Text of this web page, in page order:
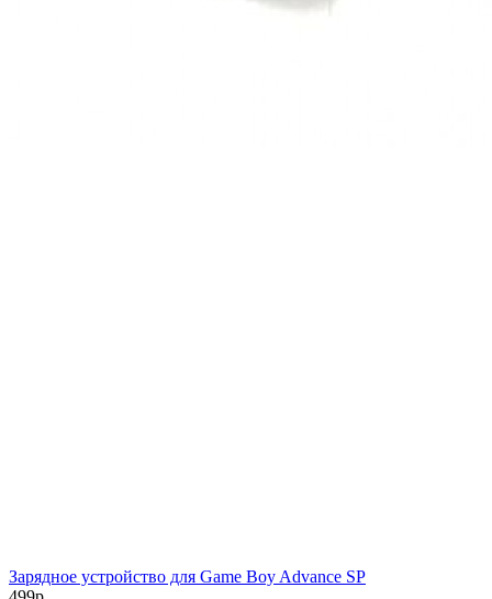
Зарядное устройство для Game Boy Advance SP